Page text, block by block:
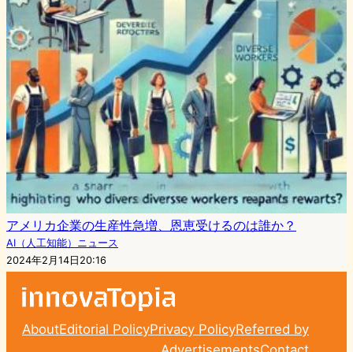
アメリカ企業の生産性急増、恩恵受けるのは誰か？
AI（人工知能）ニュース
2024年2月14日20:16
AboutEditorial PolicyPrivacy PolicyReferred by